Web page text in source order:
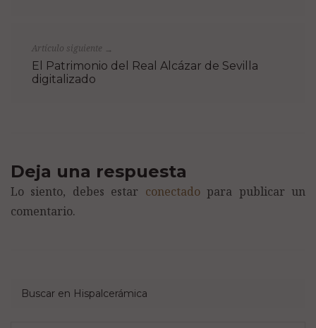
Artículo siguiente →
El Patrimonio del Real Alcázar de Sevilla
digitalizado
Deja una respuesta
Lo siento, debes estar conectadopara publicar un
comentario.
Buscar en Hispalcerámica